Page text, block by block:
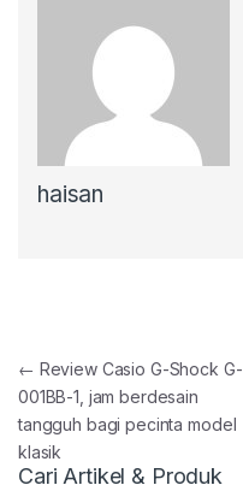
haisan
Post navigation
← Review Casio G-Shock G-
001BB-1, jam berdesain
tangguh bagi pecinta model
klasik
Cari Artikel & Produk